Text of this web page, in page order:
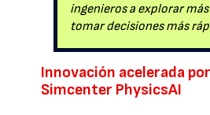
ingenieros a explorar
tomar decisiones más
Innovación acelerada
Simcenter PhysicsAI